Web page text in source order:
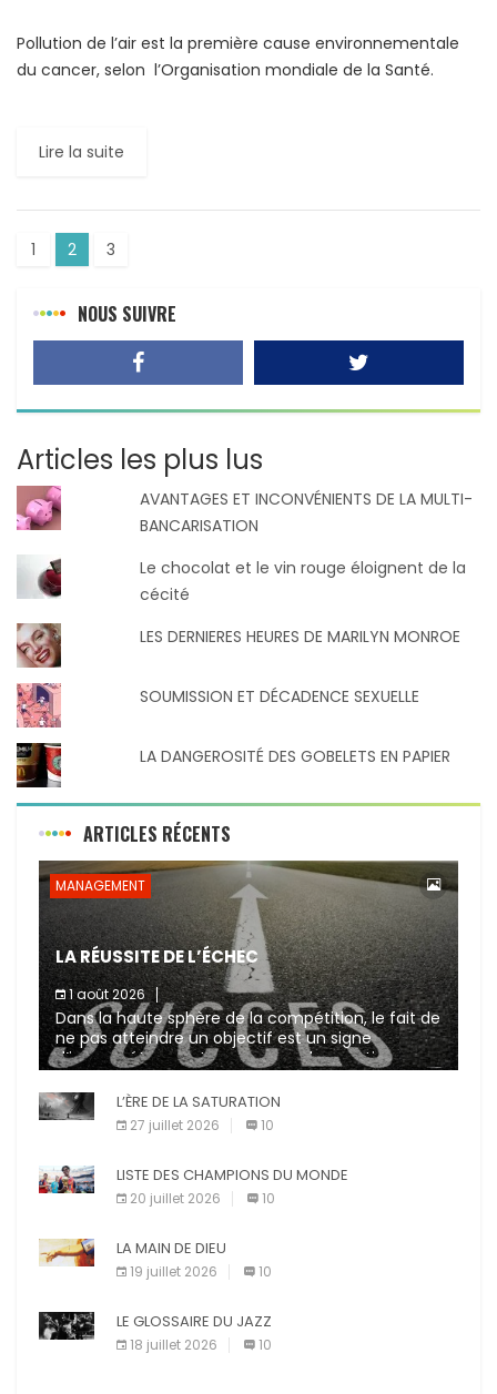
Pollution de l’air est la première cause environnementale
du cancer, selon l’Organisation mondiale de la Santé.
Lire la suite
1 2 3
NOUS SUIVRE
Articles les plus lus
AVANTAGES ET INCONVÉNIENTS DE LA MULTI-
BANCARISATION
Le chocolat et le vin rouge éloignent de la
cécité
LES DERNIERES HEURES DE MARILYN MONROE
SOUMISSION ET DÉCADENCE SEXUELLE
LA DANGEROSITÉ DES GOBELETS EN PAPIER
ARTICLES RÉCENTS
MANAGEMENT
LA RÉUSSITE DE L’ÉCHEC
1 août 2026
Dans la haute sphère de la compétition, le fait de
ne pas atteindre un objectif est un signe
d’incompétence et une source de sanctions
diverses (avertissement, […]
L’ÈRE DE LA SATURATION
27 juillet 2026 10
LISTE DES CHAMPIONS DU MONDE
20 juillet 2026 10
LA MAIN DE DIEU
19 juillet 2026 10
LE GLOSSAIRE DU JAZZ
18 juillet 2026 10